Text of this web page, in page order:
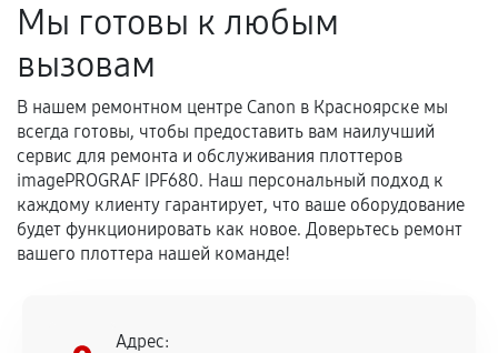
Мы готовы к любым
вызовам
В нашем ремонтном центре Canon в Красноярске мы
всегда готовы, чтобы предоставить вам наилучший
сервис для ремонта и обслуживания плоттеров
imagePROGRAF IPF680. Наш персональный подход к
каждому клиенту гарантирует, что ваше оборудование
будет функционировать как новое. Доверьтесь ремонт
вашего плоттера нашей команде!
Адрес: